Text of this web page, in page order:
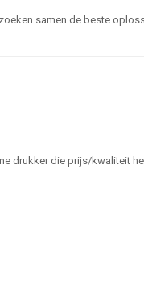
samen de beste
drukker die prijs/kwaliteit